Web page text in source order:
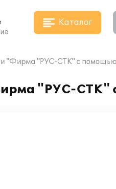
Каталог
"Фирма "РУС-СТК" с
"РУС-СТК"